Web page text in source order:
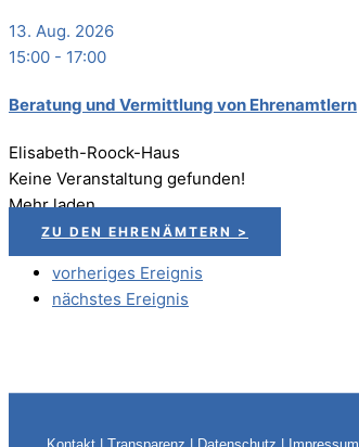
13. Aug. 2026
15:00 - 17:00
Bera­tung und Ver­mitt­lung von Ehrenamtlern
Elisabeth-Roock-Haus
Keine Veranstaltung gefunden!
Mehr laden
ZU DEN EHRENÄMTERN >
vorheriges Ereignis
nächstes Ereignis